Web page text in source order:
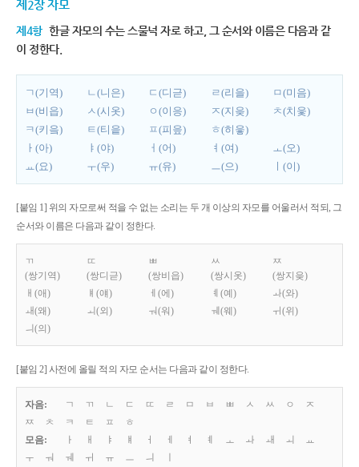
제2장 자모
제4항 한글 자모의 수는 스물넉 자로 하고, 그 순서와 이름은 다음과 같
이 정한다.
ㄱ(기역) ㄴ(니은) ㄷ(디귿) ㄹ(리을)
ㅁ(미음)
ㅂ(비읍)
ㅅ(시옷) ㅇ(이응) ㅈ(지읒)
ㅊ(치읓)
ㅋ(키읔)
ㅌ(티읕) ㅍ(피읖)
ㅎ(히읗)
ㅏ(아)
ㅑ(야) ㅓ(어) ㅕ(여)
ㅗ(오)
ㅛ(요)
ㅜ(우) ㅠ(유) ㅡ(으) ㅣ(이)
[붙임 1] 위의 자모로써 적을 수 없는 소리는 두 개 이상의 자모를 어울러서 적되, 그
순서와 이름은 다음과 같이 정한다.
ㄲ
(쌍기역)
ㄸ
(쌍디귿)
ㅃ
(쌍비읍)
ㅆ
(쌍시옷)
ㅉ
(쌍지읒)
ㅐ(애)
ㅒ(얘) ㅔ(에) ㅖ(예)
ㅘ(와)
ㅙ(왜)
ㅚ(외) ㅝ(워) ㅞ(웨)
ㅟ(위)
ㅢ(의)
[붙임 2] 사전에 올릴 적의 자모 순서는 다음과 같이 정한다.
자음: ㄱ ㄲ ㄴ ㄷ ㄸ ㄹ ㅁ ㅂ ㅃ ㅅ ㅆ ㅇ
ㅈ
ㅉ
ㅊ ㅋ ㅌ ㅍ
ㅎ
모음:
ㅏ ㅐ ㅑ ㅒ ㅓ ㅔ ㅕ ㅖ ㅗ ㅘ ㅙ ㅚ
ㅛ
ㅜ
ㅝ ㅞ ㅟ ㅠ ㅡ ㅢ